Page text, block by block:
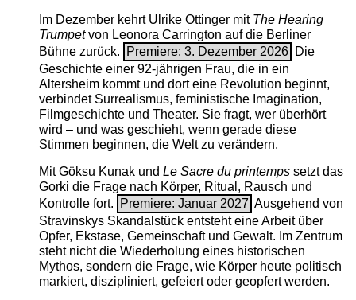
Im Dezember kehrt Ulrike Ottingermit The ­Hearing
Trumpetvon Leonora Carrington auf die Berliner
Bühne zurück.
Premiere: 3. Dezember 2026 Die
Geschichte einer 92-jährigen Frau, die in ein
Altersheim kommt und dort eine Revolution beginnt,
verbindet Surrealismus, feministische Imagination,
Filmgeschichte und Theater. Sie fragt, wer überhört
wird – und was geschieht, wenn gerade diese
Stimmen beginnen, die Welt zu verändern.
MitGöksu Kunakund Le Sacre du printempssetzt das
Gorki die Frage nach Körper, Ritual, Rausch und
Kontrolle fort.
Premiere: Januar 2027 Ausgehend von
Stravinskys Skandalstück entsteht eine Arbeit über
Opfer, Ekstase, Gemeinschaft und Gewalt. Im Zentrum
steht nicht die Wiederholung eines historischen
Mythos, sondern die Frage, wie Körper heute politisch
markiert, diszipliniert, gefeiert oder geopfert werden.